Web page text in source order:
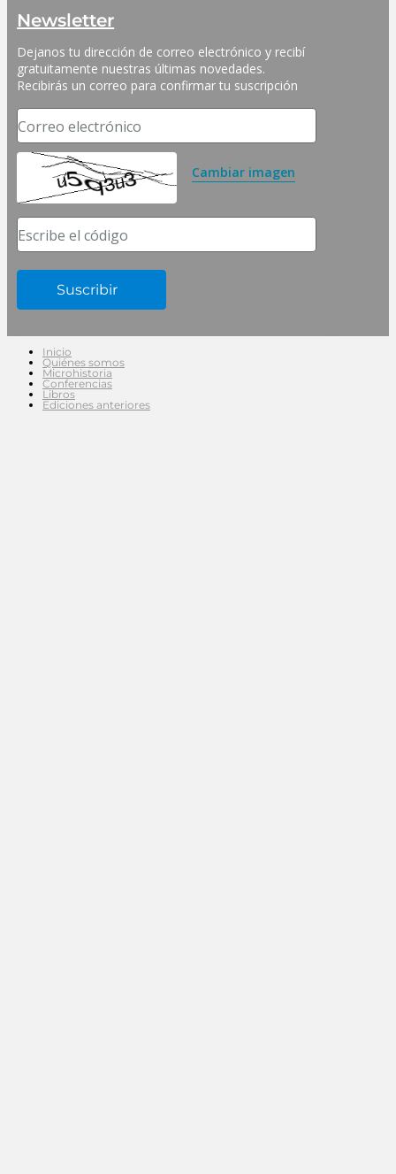
Newsletter
Dejanos tu dirección de correo electrónico y recibí
gratuitamente nuestras últimas novedades.
Recibirás un correo para confirmar tu suscripción
Correo electrónico
Cambiar imagen
Escribe el código
Inicio
Quiénes somos
Microhistoria
Conferencias
Libros
Ediciones anteriores